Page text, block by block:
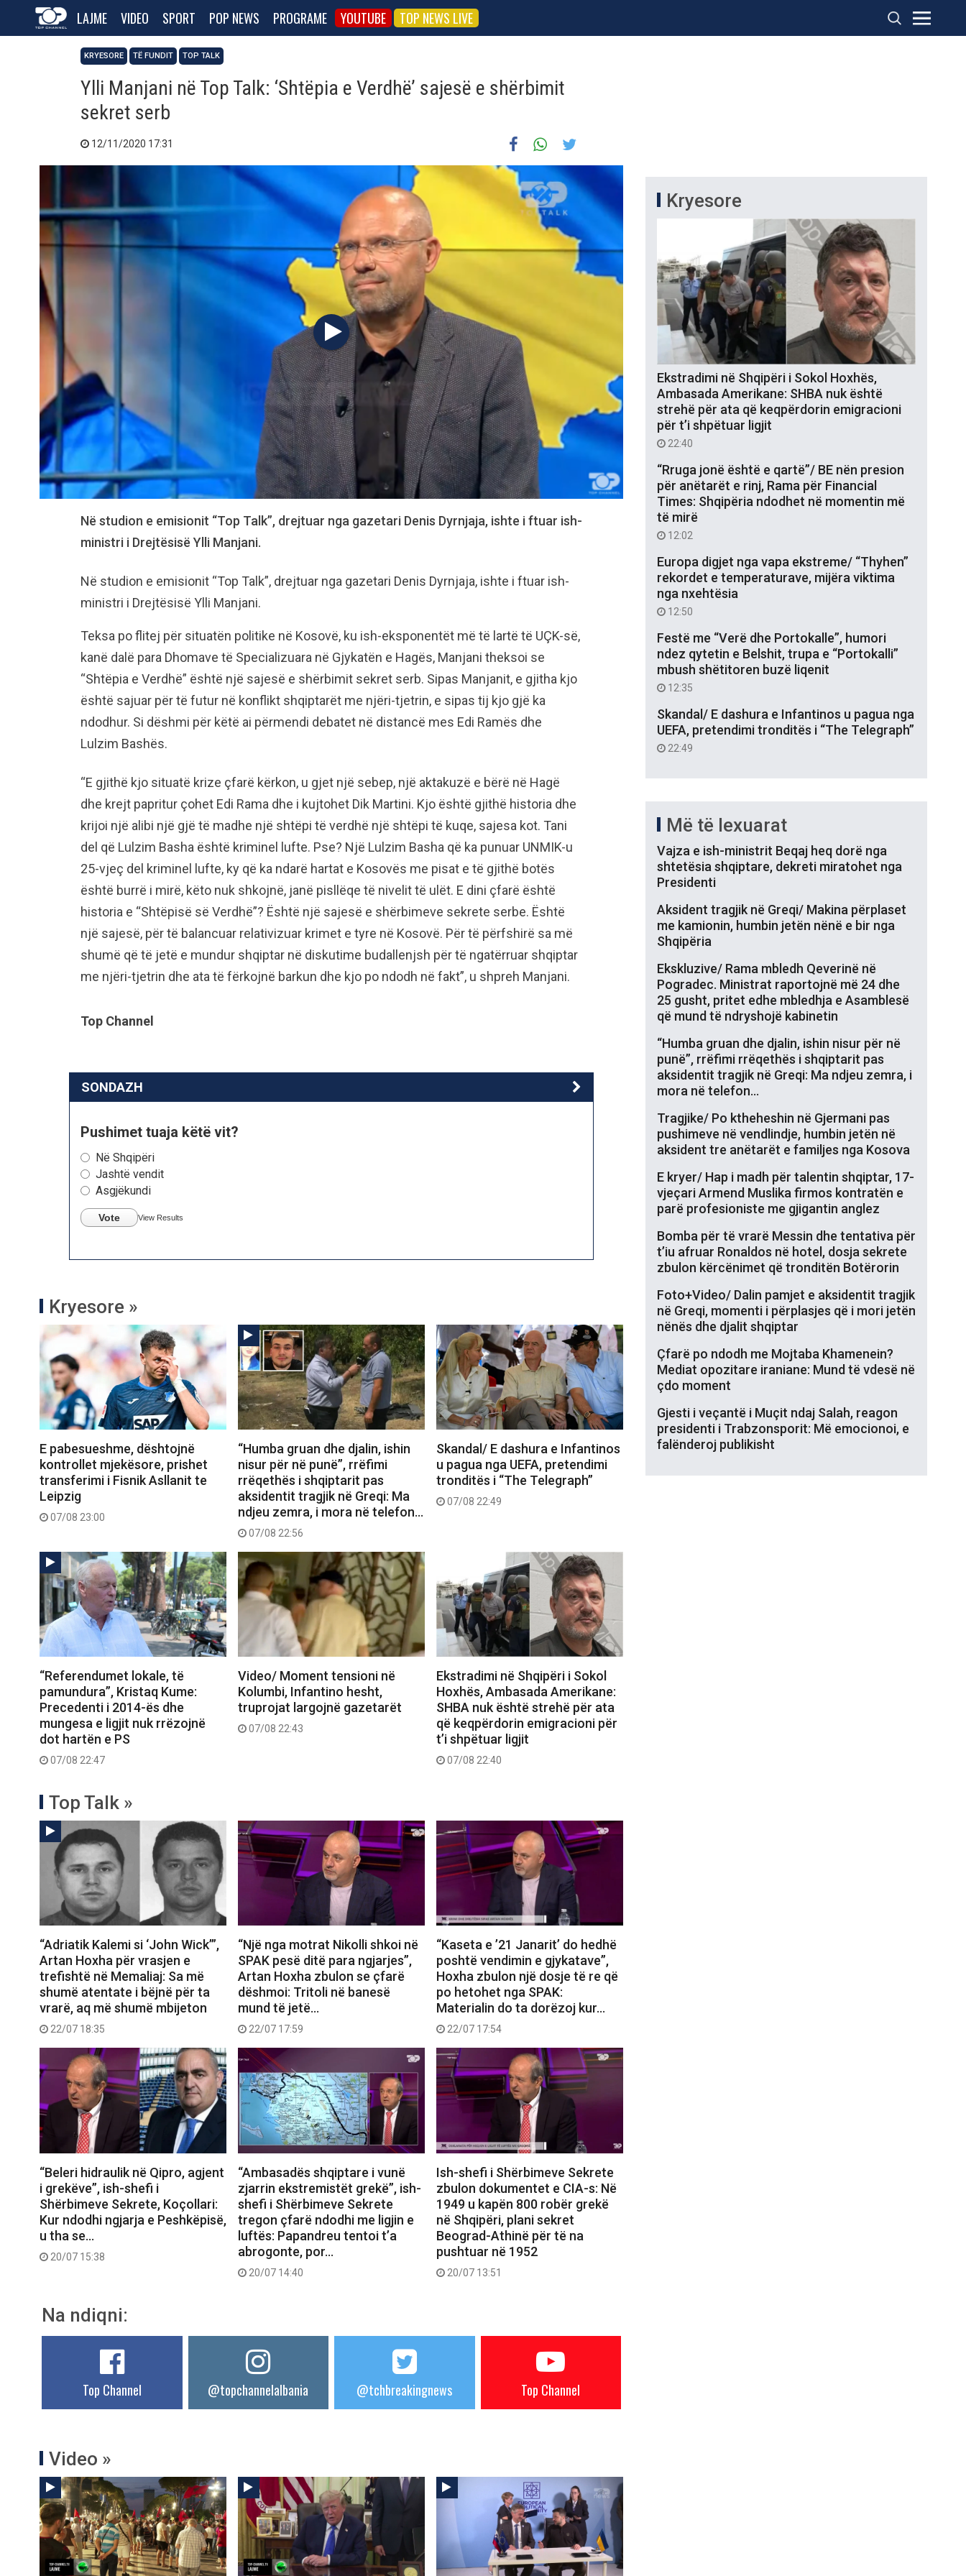
LAJME VIDEO SPORT POP NEWS PROGRAME YOUTUBE TOP NEWS LIVE
KRYESORE TË FUNDIT TOP TALK
Ylli Manjani në Top Talk: ‘Shtëpia e Verdhë’ sajesë e shërbimit
sekret serb
12/11/2020 17:31
Në studion e emisionit “Top Talk”, drejtuar nga gazetari Denis Dyrnjaja, ishte i ftuar ish-
ministri i Drejtësisë Ylli Manjani.
Në studion e emisionit “Top Talk”, drejtuar nga gazetari Denis Dyrnjaja, ishte i ftuar ish-
ministri i Drejtësisë Ylli Manjani.
Teksa po flitej për situatën politike në Kosovë, ku ish-eksponentët më të lartë të UÇK-së,
kanë dalë para Dhomave të Specializuara në Gjykatën e Hagës, Manjani theksoi se
“Shtëpia e Verdhë” është një sajesë e shërbimit sekret serb. Sipas Manjanit, e gjitha kjo
është sajuar për të futur në konflikt shqiptarët me njëri-tjetrin, e sipas tij kjo gjë ka
ndodhur. Si dëshmi për këtë ai përmendi debatet në distancë mes Edi Ramës dhe
Lulzim Bashës.
“E gjithë kjo situatë krize çfarë kërkon, u gjet një sebep, një aktakuzë e bërë në Hagë
dhe krejt papritur çohet Edi Rama dhe i kujtohet Dik Martini. Kjo është gjithë historia dhe
krijoi një alibi një gjë të madhe një shtëpi të verdhë një shtëpi të kuqe, sajesa kot. Tani
del që Lulzim Basha është kriminel lufte. Pse? Një Lulzim Basha që ka punuar UNMIK-u
25-vjeç del kriminel lufte, ky që ka ndarë hartat e Kosovës me pisat e të gjithë botës
është burrë i mirë, këto nuk shkojnë, janë pisllëqe të nivelit të ulët. E dini çfarë është
historia e “Shtëpisë së Verdhë”? Është një sajesë e shërbimeve sekrete serbe. Është
një sajesë, për të balancuar relativizuar krimet e tyre në Kosovë. Për të përfshirë sa më
shumë që të jetë e mundur shqiptar në diskutime budallenjsh për të ngatërruar shqiptar
me njëri-tjetrin dhe ata të fërkojnë barkun dhe kjo po ndodh në fakt”, u shpreh Manjani.
Top Channel
SONDAZH
Pushimet tuaja këtë vit?
Në Shqipëri
Jashtë vendit
Asgjëkundi
Vote View Results
Kryesore »
E pabesueshme, dështojnë
kontrollet mjekësore, prishet
transferimi i Fisnik Asllanit te
Leipzig
07/08 23:00
“Humba gruan dhe djalin, ishin
nisur për në punë”, rrëfimi
rrëqethës i shqiptarit pas
aksidentit tragjik në Greqi: Ma
ndjeu zemra, i mora në telefon…
07/08 22:56
Skandal/ E dashura e Infantinos
u pagua nga UEFA, pretendimi
tronditës i “The Telegraph”
07/08 22:49
“Referendumet lokale, të
pamundura”, Kristaq Kume:
Precedenti i 2014-ës dhe
mungesa e ligjit nuk rrëzojnë
dot hartën e PS
07/08 22:47
Video/ Moment tensioni në
Kolumbi, Infantino hesht,
truprojat largojnë gazetarët
07/08 22:43
Ekstradimi në Shqipëri i Sokol
Hoxhës, Ambasada Amerikane:
SHBA nuk është strehë për ata
që keqpërdorin emigracioni për
t’i shpëtuar ligjit
07/08 22:40
Top Talk »
“Adriatik Kalemi si ‘John Wick’”,
Artan Hoxha për vrasjen e
trefishtë në Memaliaj: Sa më
shumë atentate i bëjnë për ta
vrarë, aq më shumë mbijeton
22/07 18:35
“Një nga motrat Nikolli shkoi në
SPAK pesë ditë para ngjarjes”,
Artan Hoxha zbulon se çfarë
dëshmoi: Tritoli në banesë
mund të jetë…
22/07 17:59
“Kaseta e ’21 Janarit’ do hedhë
poshtë vendimin e gjykatave”,
Hoxha zbulon një dosje të re që
po hetohet nga SPAK:
Materialin do ta dorëzoj kur…
22/07 17:54
“Beleri hidraulik në Qipro, agjent
i grekëve”, ish-shefi i
Shërbimeve Sekrete, Koçollari:
Kur ndodhi ngjarja e Peshkëpisë,
u tha se…
20/07 15:38
“Ambasadës shqiptare i vunë
zjarrin ekstremistët grekë”, ish-
shefi i Shërbimeve Sekrete
tregon çfarë ndodhi me ligjin e
luftës: Papandreu tentoi t’a
abrogonte, por…
20/07 14:40
Ish-shefi i Shërbimeve Sekrete
zbulon dokumentet e CIA-s: Në
1949 u kapën 800 robër grekë
në Shqipëri, plani sekret
Beograd-Athinë për të na
pushtuar në 1952
20/07 13:51
Na ndiqni:
Top Channel @topchannelalbania @tchbreakingnews Top Channel
Video »
Kryesore
Ekstradimi në Shqipëri i Sokol Hoxhës,
Ambasada Amerikane: SHBA nuk është
strehë për ata që keqpërdorin emigracioni
për t’i shpëtuar ligjit
22:40
“Rruga jonë është e qartë”/ BE nën presion
për anëtarët e rinj, Rama për Financial
Times: Shqipëria ndodhet në momentin më
të mirë
12:02
Europa digjet nga vapa ekstreme/ “Thyhen”
rekordet e temperaturave, mijëra viktima
nga nxehtësia
12:50
Festë me “Verë dhe Portokalle”, humori
ndez qytetin e Belshit, trupa e “Portokalli”
mbush shëtitoren buzë liqenit
12:35
Skandal/ E dashura e Infantinos u pagua nga
UEFA, pretendimi tronditës i “The Telegraph”
22:49
Më të lexuarat
Vajza e ish-ministrit Beqaj heq dorë nga
shtetësia shqiptare, dekreti miratohet nga
Presidenti
Aksident tragjik në Greqi/ Makina përplaset
me kamionin, humbin jetën nënë e bir nga
Shqipëria
Ekskluzive/ Rama mbledh Qeverinë në
Pogradec. Ministrat raportojnë më 24 dhe
25 gusht, pritet edhe mbledhja e Asamblesë
që mund të ndryshojë kabinetin
“Humba gruan dhe djalin, ishin nisur për në
punë”, rrëfimi rrëqethës i shqiptarit pas
aksidentit tragjik në Greqi: Ma ndjeu zemra, i
mora në telefon…
Tragjike/ Po ktheheshin në Gjermani pas
pushimeve në vendlindje, humbin jetën në
aksident tre anëtarët e familjes nga Kosova
E kryer/ Hap i madh për talentin shqiptar, 17-
vjeçari Armend Muslika firmos kontratën e
parë profesioniste me gjigantin anglez
Bomba për të vrarë Messin dhe tentativa për
t’iu afruar Ronaldos në hotel, dosja sekrete
zbulon kërcënimet që tronditën Botërorin
Foto+Video/ Dalin pamjet e aksidentit tragjik
në Greqi, momenti i përplasjes që i mori jetën
nënës dhe djalit shqiptar
Çfarë po ndodh me Mojtaba Khamenein?
Mediat opozitare iraniane: Mund të vdesë në
çdo moment
Gjesti i veçantë i Muçit ndaj Salah, reagon
presidenti i Trabzonsporit: Më emocionoi, e
falënderoj publikisht